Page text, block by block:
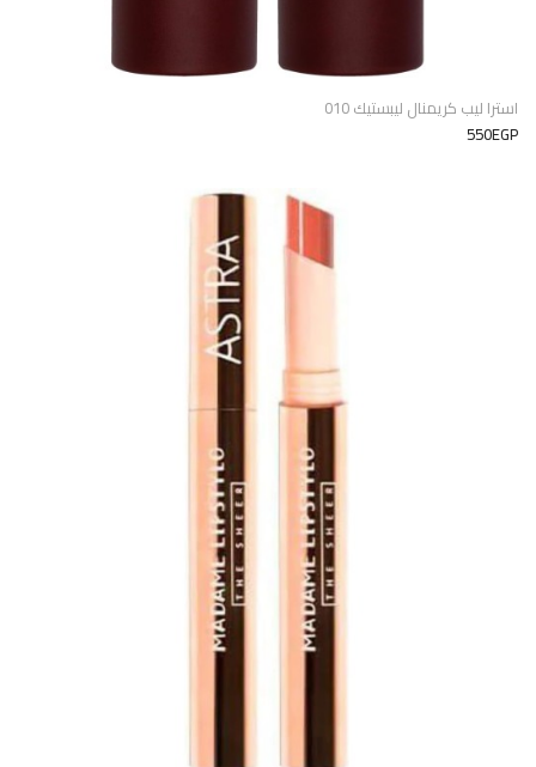
استرا ليب كريمنال ليبستيك 010
550EGP